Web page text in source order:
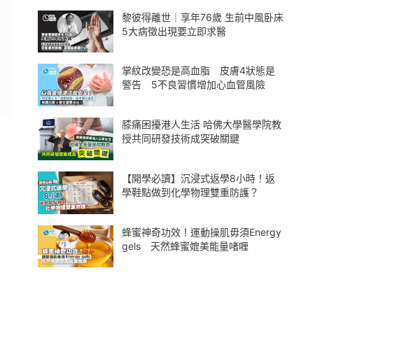
黎彼得離世｜享年76歲 生前中風卧床
5大病徵出現要立即求醫
掌紋改變恐是高血脂 皮膚4狀態是
警告 5不良習慣增加心血管風險
膝痛困擾港人生活 哈佛大學醫學院教
授共同研發技術成突破關鍵
【開學必讀】沉浸式返學8小時！返
學鞋點做到化學物理雙重防護？
蜂蜜神奇功效！運動操肌毋須Energy
gels 天然蜂蜜媲美能量啫喱